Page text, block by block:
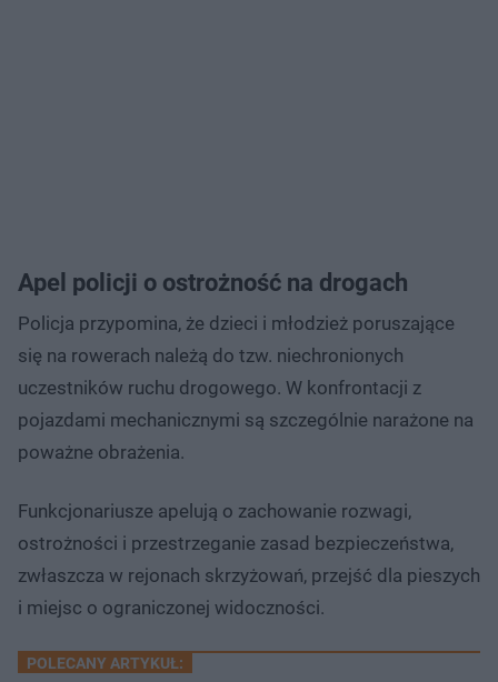
Apel policji o ostrożność na drogach
Policja przypomina, że dzieci i młodzież poruszające
się na rowerach należą do tzw. niechronionych
uczestników ruchu drogowego. W konfrontacji z
pojazdami mechanicznymi są szczególnie narażone na
poważne obrażenia.
Funkcjonariusze apelują o zachowanie rozwagi,
ostrożności i przestrzeganie zasad bezpieczeństwa,
zwłaszcza w rejonach skrzyżowań, przejść dla pieszych
i miejsc o ograniczonej widoczności.
POLECANY ARTYKUŁ: